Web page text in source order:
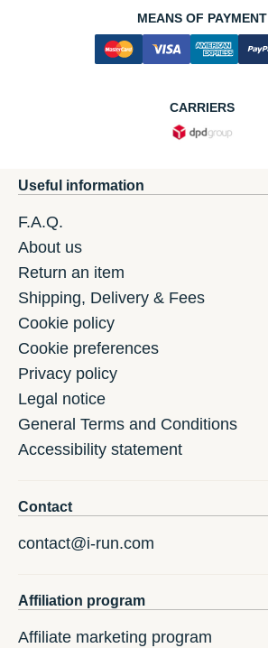
MEANS OF PAYMENT
CARRIERS
Useful information
F.A.Q.
About us
Return an item
Shipping, Delivery & Fees
Cookie policy
Cookie preferences
Privacy policy
Legal notice
General Terms and Conditions
Accessibility statement
Contact
contact@i-run.com
Affiliation program
Affiliate marketing program